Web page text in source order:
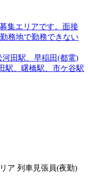
集エリアです。面接
務地で勤務できない
田駅、早稲田(都電)
駅、曙橋駅、市ケ谷駅
ア 列車見張員(夜勤)